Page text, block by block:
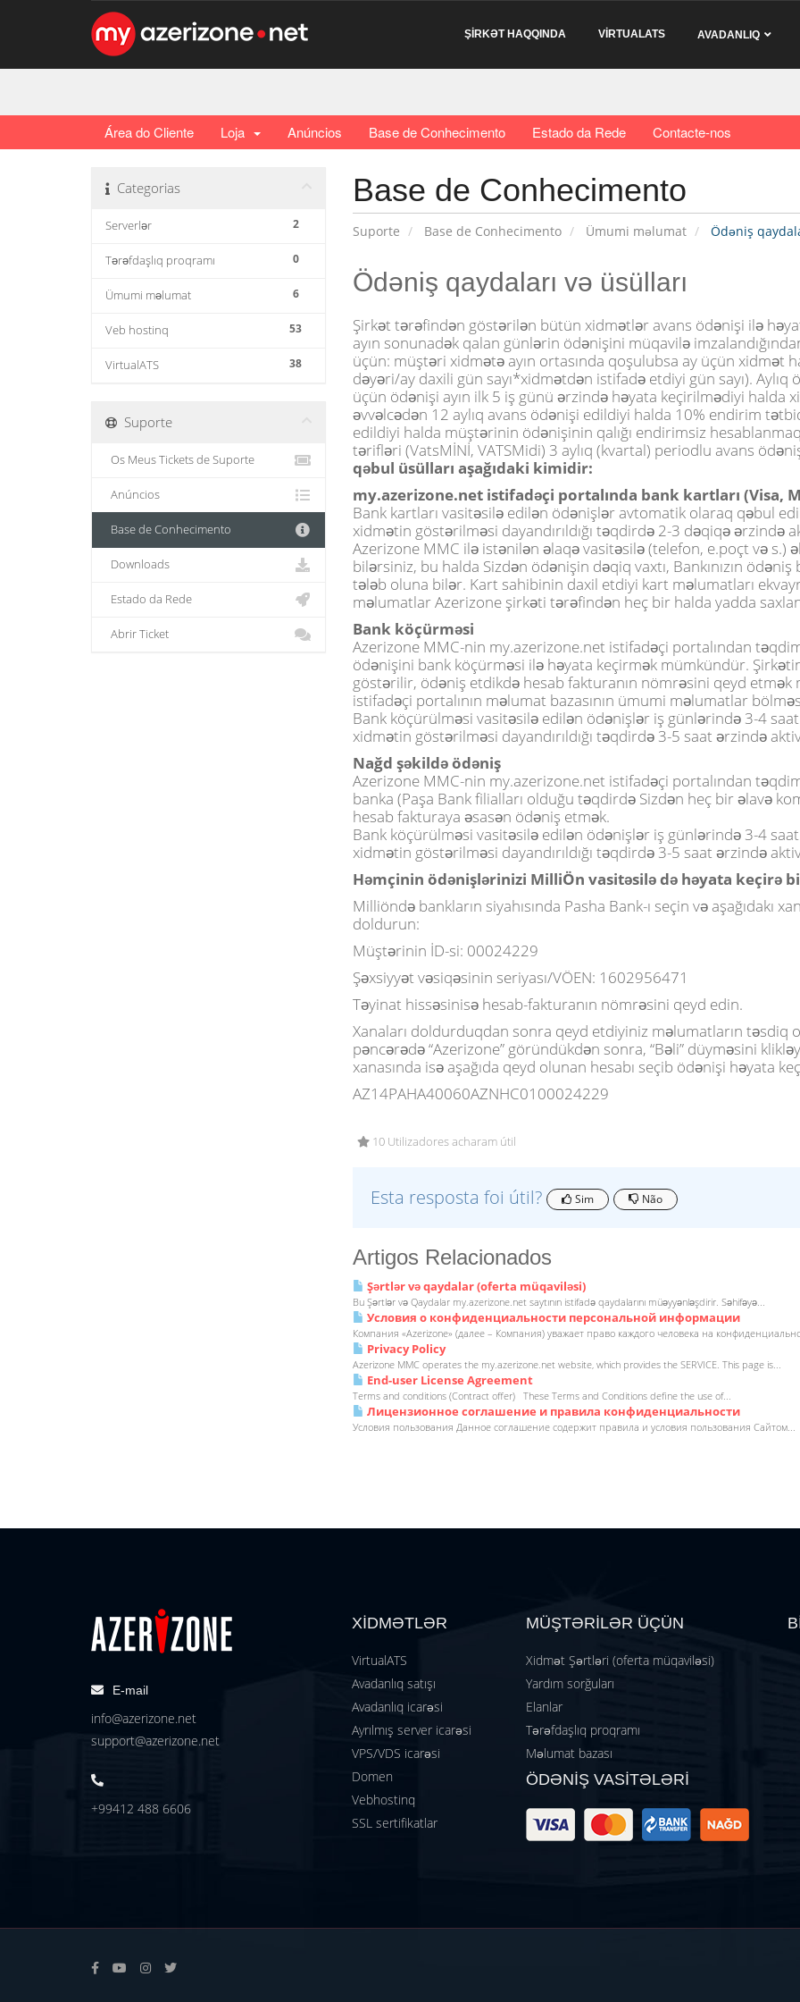
ŞİRKƏT HAQQINDA VİRTUALATS AVADANLIQ
Área do Cliente Loja Anúncios Base de Conhecimento Estado da Rede Contacte-nos
Base de Conhecimento
Suporte Base de Conhecimento Ümumi məlumat Ödəniş
Categorias
2
Serverlər
0
Tərəfdaşlıq proqramı
6
Ümumi məlumat
53
Veb hostinq
38
VirtualATS
Ödəniş qaydaları və üsülları
Şirkət tərəfindən göstərilən bütün xidmətlər avans ödənişi ilə
ayın sonunadək qalan günlərin ödənişini müqavilə
üçün: müştəri xidmətə ayın ortasında qoşulubsa ay üçün xidmət
dəyəri/ay daxili gün sayı*xidmətdən istifadə etdiyi gün sayı).
üçün ödənişi ayın ilk 5 iş günü ərzində həyata keçirilmədiyi halda
əvvəlcədən 12 aylıq avans ödənişi edildiyi halda 10% endirim
edildiyi halda müştərinin ödənişinin qalığı endirimsiz
tərifləri (VatsMİNİ, VATSMidi) 3 aylıq (kvartal) periodlu avans
qəbul üsülları aşağıdaki kimidir:
my.azerizone.net istifadəçi portalında bank kartları (Visa,
Bank kartları vasitəsilə edilən ödənişlər avtomatik olaraq qəbul
xidmətin göstərilməsi dayandırıldığı təqdirdə 2-3 dəqiqə ərzində
Azerizone MMC ilə istənilən əlaqə vasitəsilə (telefon, e.poçt və s.)
bilərsiniz, bu halda Sizdən ödənişin dəqiq vaxtı, Bankınızın
tələb oluna bilər. Kart sahibinin daxil etdiyi kart məlumatları
məlumatlar Azerizone şirkəti tərəfindən heç bir halda yadda
Bank köçürməsi
Azerizone MMC-nin my.azerizone.net istifadəçi portalından
ödənişini bank köçürməsi ilə həyata keçirmək mümkündür.
göstərilir, ödəniş etdikdə hesab fakturanın nömrəsini qeyd
istifadəçi portalının məlumat bazasının ümumi məlumatlar
Bank köçürülməsi vasitəsilə edilən ödənişlər iş günlərində 3-4
xidmətin göstərilməsi dayandırıldığı təqdirdə 3-5 saat ərzində
Nağd şəkildə ödəniş
Azerizone MMC-nin my.azerizone.net istifadəçi portalından
banka (Paşa Bank filialları olduğu təqdirdə Sizdən heç bir əlavə
hesab fakturaya əsasən ödəniş etmək.
Bank köçürülməsi vasitəsilə edilən ödənişlər iş günlərində 3-4
xidmətin göstərilməsi dayandırıldığı təqdirdə 3-5 saat ərzində
Həmçinin ödənişlərinizi MilliÖn vasitəsilə də həyata keçirə
Milliöndə bankların siyahısında Pasha Bank-ı seçin və aşağıdakı
doldurun:
Müştərinin İD-si: 00024229
Şəxsiyyət vəsiqəsinin seriyası/VÖEN: 1602956471
Təyinat hissəsinisə hesab-fakturanın nömrəsini qeyd edin.
Xanaları doldurduqdan sonra qeyd etdiyiniz məlumatların təsdiq
pəncərədə “Azerizone” göründükdən sonra, “Bəli” düyməsini
xanasında isə aşağıda qeyd olunan hesabı seçib ödənişi həyata
AZ14PAHA40060AZNHC0100024229
10 Utilizadores acharam útil
Esta resposta foi útil? Sim Não
Artigos Relacionados
Şərtlər və qaydalar (oferta müqaviləsi)
Bu Şərtlər və Qaydalar my.azerizone.net saytının istifadə qaydalarını müəyyənləşdirir. Səhifəyə...
Условия о конфиденциальности персональной информации
Компания «Azerizone» (далее – Компания) уважает право каждого человека на
Privacy Policy
Azerizone MMC operates the my.azerizone.net website, which provides the SERVICE. This page is...
End-user License Agreement
Terms and conditions (Contract offer) These Terms and Conditions define the use of...
Лицензионное соглашение и правила конфиденциальности
Условия пользования Данное соглашение содержит правила и условия пользования Сайтом...
Suporte
Os Meus Tickets de Suporte
Anúncios
Base de Conhecimento
Downloads
Estado da Rede
Abrir Ticket
E-mail
info@azerizone.net
support@azerizone.net
+99412 488 6606
XİDMƏTLƏR
VirtualATS
Avadanlıq satışı
Avadanlıq icarəsi
Ayrılmış server icarəsi
VPS/VDS icarəsi
Domen
Vebhostinq
SSL sertifikatlar
MÜŞTƏRİLƏR ÜÇÜN
Xidmət Şərtləri (oferta müqaviləsi)
Yardım sorğuları
Elanlar
Tərəfdaşlıq proqramı
Məlumat bazası
ÖDƏNİŞ VASİTƏLƏRİ